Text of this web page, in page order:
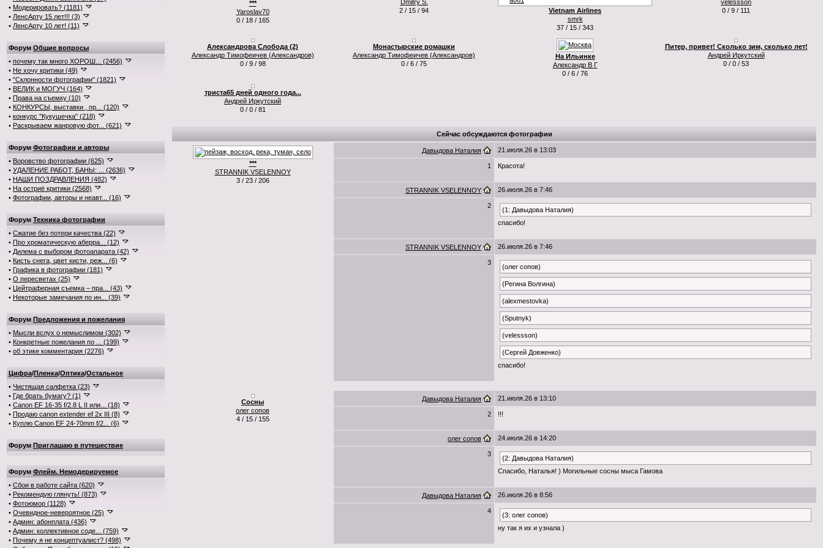
• Модерировать? (1181)
• ЛенсАрту 15 лет!!! (3)
• ЛенсАрту 10 лет! (11)
Форум Общие вопросы
• почему так много ХОРОШ... (2456)
• Не хочу критики (49)
• "Склонности фотографии" (1821)
• ВЕЛИК и МОГУЧ (164)
• Права на съемку (10)
• КОНКУРСЫ, выставки , пр... (120)
• конкурс "Кукушечка" (218)
• Раскрываем жанровую фот... (621)
Форум Фотографии и авторы
• Воровство фотографии (625)
• УДАЛЕНИЕ РАБОТ, БАНЫ: ... (2636)
• НАШИ ПОЗДРАВЛЕНИЯ (482)
• На остриё критики (2568)
• Фотографии, авторы и неавт... (16)
Форум Техника фотографии
• Сжатие без потери качества (22)
• Про хроматическую аберра... (12)
• Дилема с выбором фотоапарата (42)
• Кисть снега, цвет кисти, реж... (6)
• Графика в фотографии (181)
• О пересветах (25)
• Цейтраферная съемка – пра... (43)
• Некоторые замечания по ин... (39)
Форум Предложения и пожелания
• Мысли вслух о немыслимом (302)
• Конкретные пожелания по ... (199)
• об этике комментария (2276)
Цифра/Пленка/Оптика/Остальное
• Чистящая салфетка (23)
• Где брать бумагу? (1)
• Canon EF 16-35 f/2.8 L II или... (18)
• Продаю canon extender ef 2x III (8)
• Куплю Canon EF 24-70mm f/2... (6)
Форум Приглашаю в путешествие
Форум Флейм. Немодерируемое
• Сбои в работе сайта (620)
• Рекомендую глянуть! (873)
• Фотоюмор (1128)
• Очевидное-невероятное (25)
• Админ: абонплата (436)
• Админ: коллективное соде... (759)
• Почему я не концептуалист? (498)
***
Yaroslav70
0 / 18 / 165
Dmitry S.
2 / 15 / 94
Vietnam Airlines
smrk
37 / 15 / 343
velessson
0 / 9 / 111
Александрова Слобода (2)
Александр Тимофеичев (Александров)
0 / 9 / 98
Монастырские ромашки
Александр Тимофеичев (Александров)
0 / 6 / 75
На Ильинке
Александр В Г
0 / 6 / 76
Питер, привет! Сколько зим, сколько лет!
Андрей Иркутский
0 / 0 / 53
триста65 дней одного года...
Андрей Иркутский
0 / 0 / 81
Сейчас обсуждаются фотографии
***
STRANNIK VSELENNOY
3 / 23 / 206
Давыдова Наталия 21.июля.26 в 13:03
1 Красота!
STRANNIK VSELENNOY 26.июля.26 в 7:46
2
(1: Давыдова Наталия)
спасибо!
STRANNIK VSELENNOY 26.июля.26 в 7:46
3
(олег сопов)
(Регина Волгина)
(alexmestovka)
(Sputnyk)
(velessson)
(Сергей Довженко)
спасибо!
Сосны
олег сопов
4 / 15 / 155
Давыдова Наталия 21.июля.26 в 13:10
2 !!!
олег сопов 24.июля.26 в 14:20
3
(2: Давыдова Наталия)
Спасибо, Наталья! ) Могильные сосны мыса Гамова
Давыдова Наталия 26.июля.26 в 8:56
4
(3: олег сопов)
ну так я их и узнала )